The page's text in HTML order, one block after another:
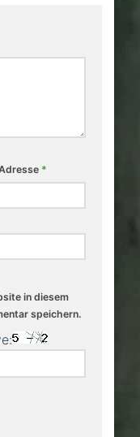
*
in diesem
speichern.